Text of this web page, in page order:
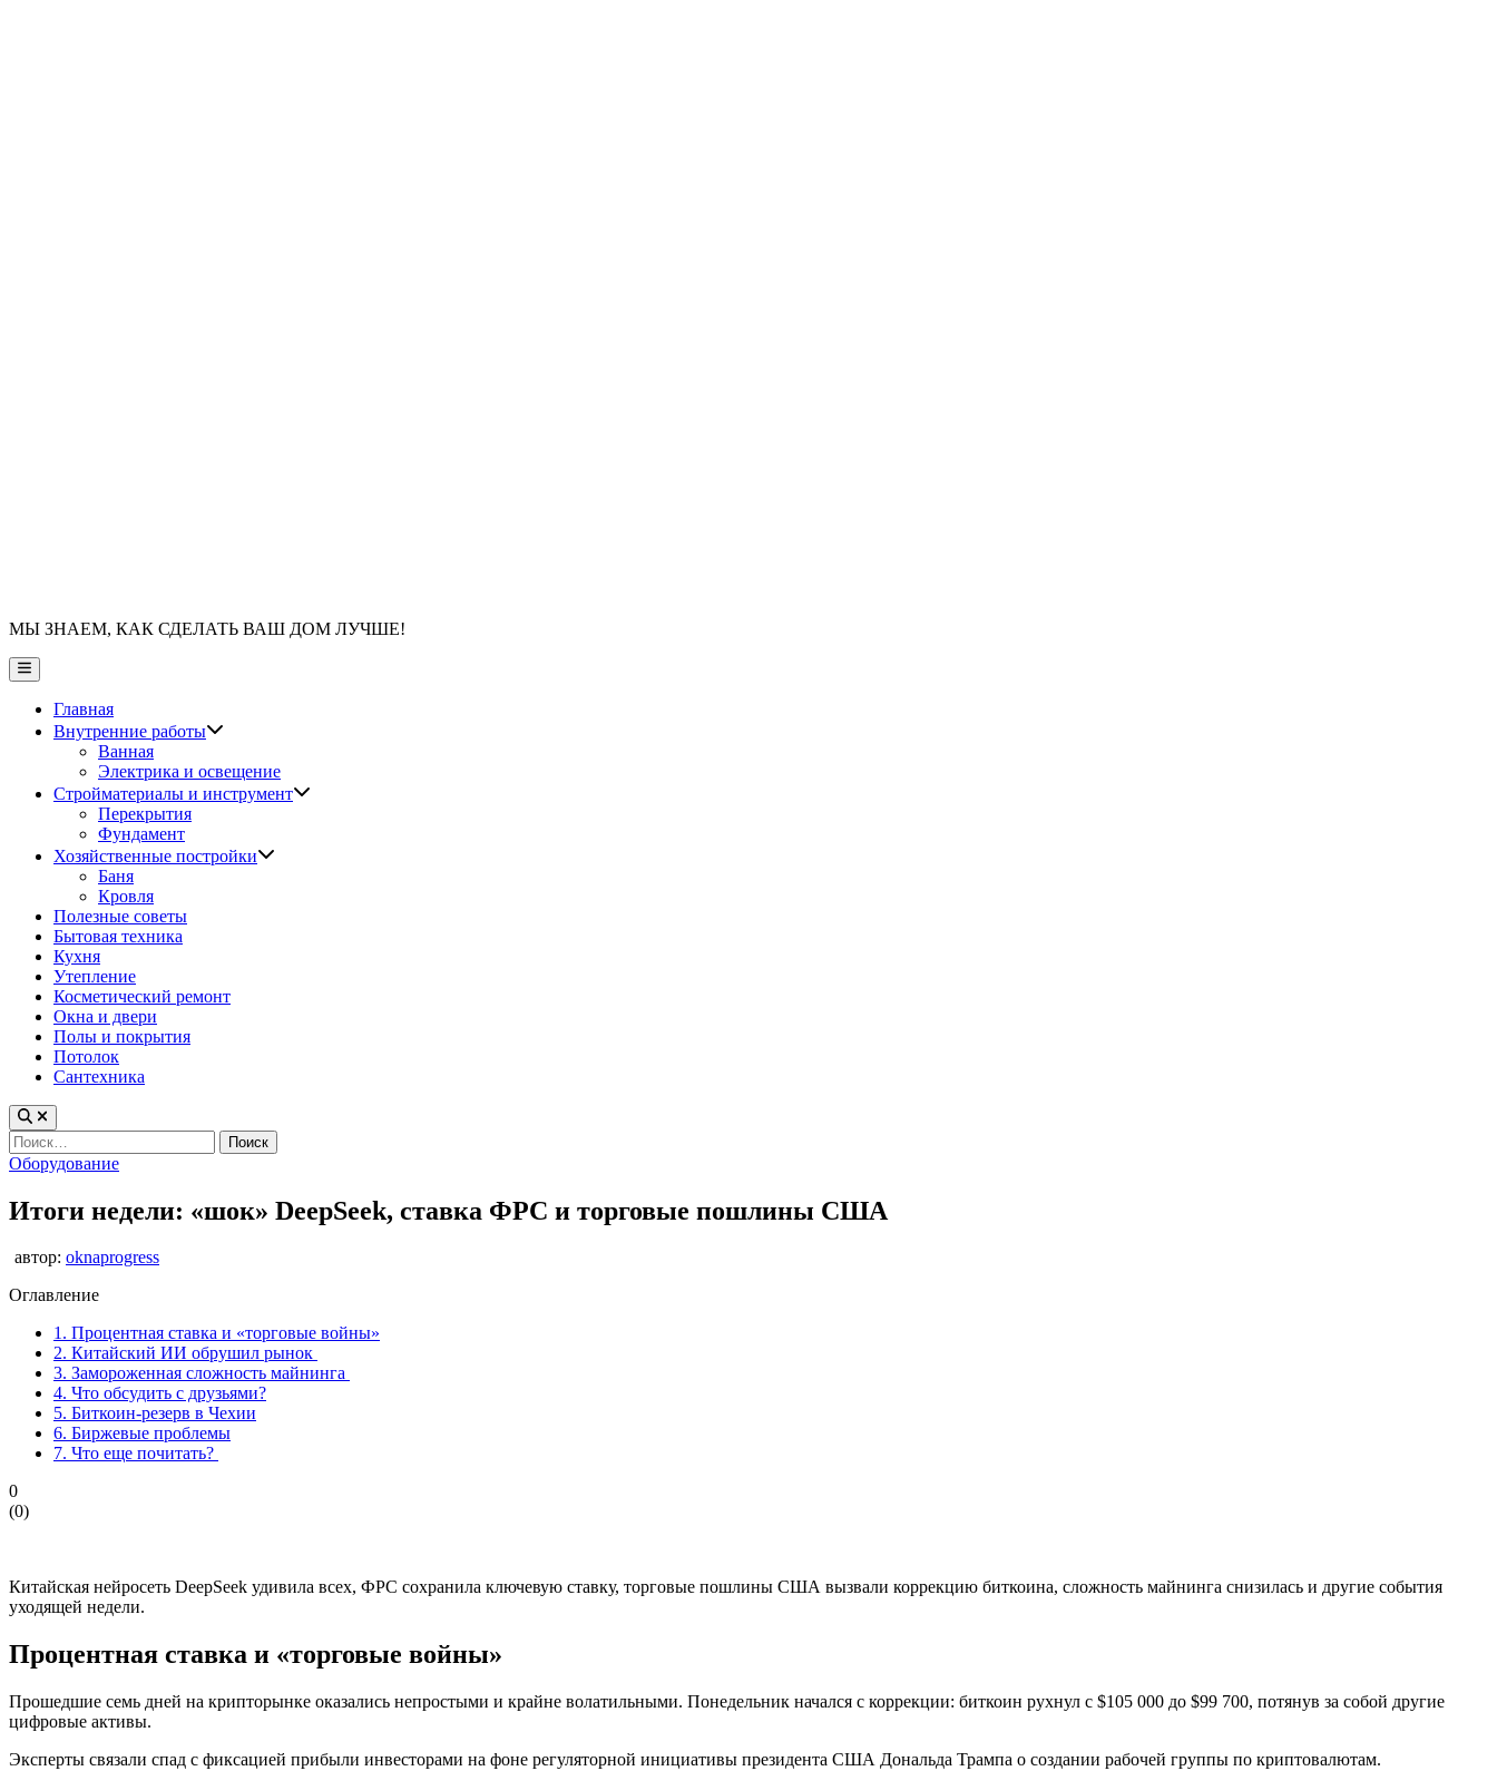
МЫ ЗНАЕМ, КАК СДЕЛАТЬ ВАШ ДОМ ЛУЧШЕ!
Главное
меню
Главная
Внутренние работы
Ванная
Электрика и освещение
Стройматериалы и инструмент
Перекрытия
Фундамент
Хозяйственные постройки
Баня
Кровля
Полезные советы
Бытовая техника
Кухня
Утепление
Косметический ремонт
Окна и двери
Полы и покрытия
Потолок
Сантехника
Найти:
Опубликовано
Оборудование
Итоги недели: «шок» DeepSeek, ставка ФРС и торговые пошлины США
автор: oknaprogress
Оглавление
1. Процентная ставка и «торговые войны»
2. Китайский ИИ обрушил рынок
3. Замороженная сложность майнинга
4. Что обсудить с друзьями?
5. Биткоин-резерв в Чехии
6. Биржевые проблемы
7. Что еще почитать?
0
(0)
Китайская нейросеть DeepSeek удивила всех, ФРС сохранила ключевую ставку, торговые пошлины США вызвали коррекцию биткоина, сложность майнинга снизилась и другие события
уходящей недели.
Процентная ставка и «торговые войны»
Прошедшие семь дней на крипторынке оказались непростыми и крайне волатильными. Понедельник начался с коррекции: биткоин рухнул с $105 000 до $99 700, потянув за собой другие
цифровые активы.
Эксперты связали спад с фиксацией прибыли инвесторами на фоне регуляторной инициативы президента США Дональда Трампа о создании рабочей группы по криптовалютам.